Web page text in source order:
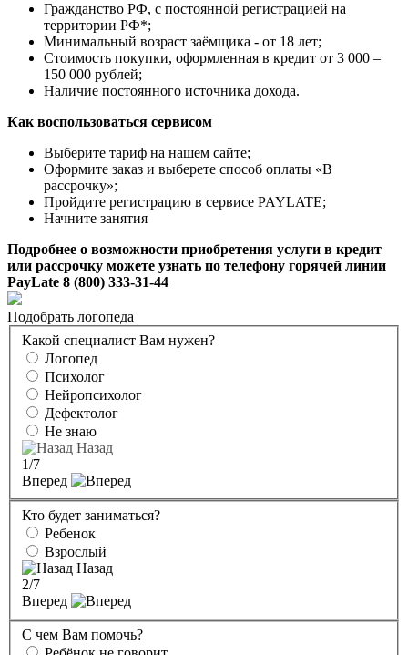
Гражданство РФ, с постоянной регистрацией на
территории РФ*;
Минимальный возраст заёмщика - от 18 лет;
Стоимость покупки, оформленная в кредит от 3 000 –
150 000 рублей;
Наличие постоянного источника дохода.
Как воспользоваться сервисом
Выберите тариф на нашем сайте;
Оформите заказ и выберете способ оплаты «В
рассрочку»;
Пройдите регистрацию в сервисе PAYLATE;
Начните занятия
Подробнее о возможности приобретения услуги в кредит
или рассрочку можете узнать по телефону горячей линии
PayLate 8 (800) 333-31-44
Подобрать логопеда
Какой специалист Вам нужен?
Логопед
Психолог
Нейропсихолог
Дефектолог
Не знаю
Назад
1/7
Вперед
Кто будет заниматься?
Ребенок
Взрослый
Назад
2/7
Вперед
С чем Вам помочь?